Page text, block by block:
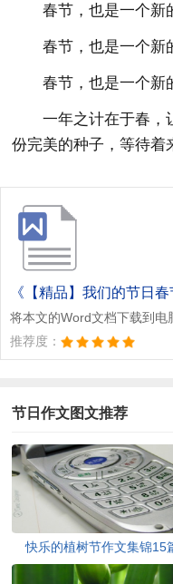
春节，也是一个新
春节，也是一个新
春节，也是一个新
一年之计在于春，
份完美的种子，等待着
将本文的Word文档下载到电
推荐度：
节日作文图文推荐
快乐的植树节作文集锦15